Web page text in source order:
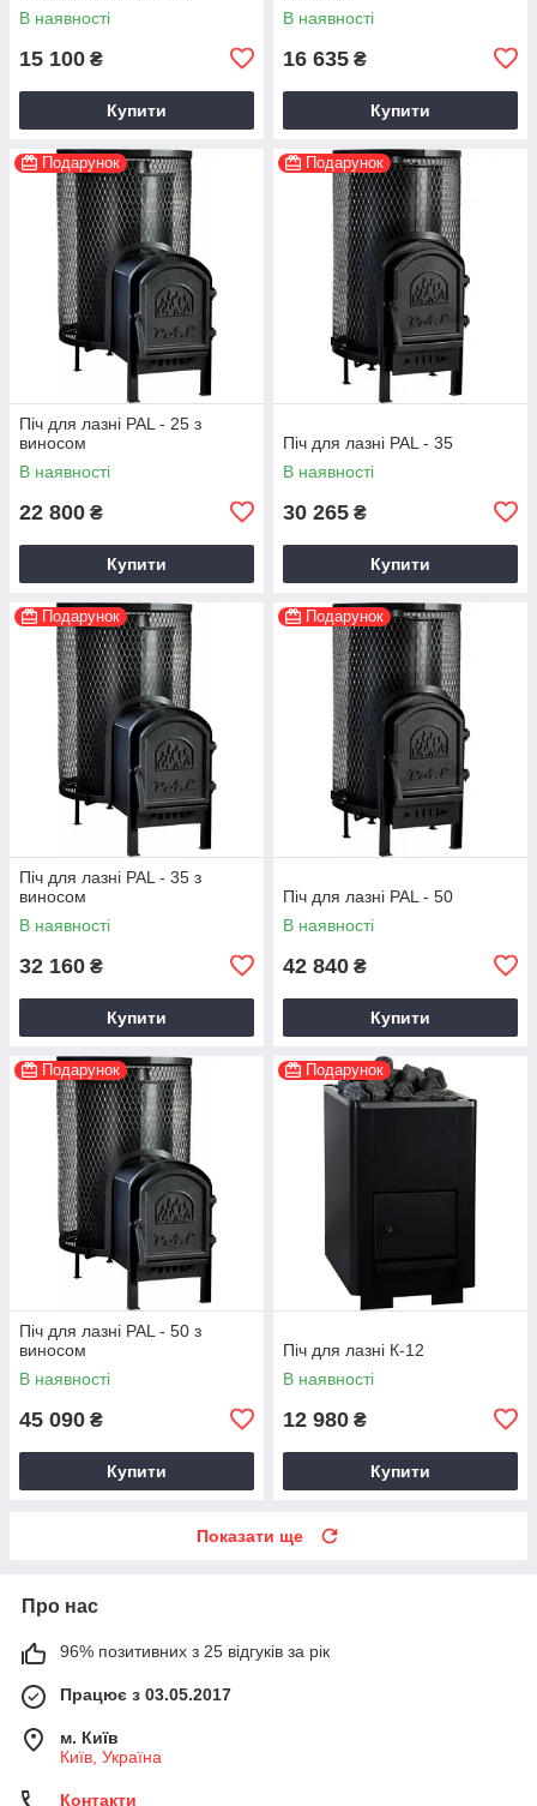
В наявності
15 100 ₴
Купити
В наявності
16 635 ₴
Купити
Подарунок
Піч для лазні PAL - 25 з
виносом
В наявності
22 800 ₴
Купити
Подарунок
Піч для лазні PAL - 35
В наявності
30 265 ₴
Купити
Подарунок
Піч для лазні PAL - 35 з
виносом
В наявності
32 160 ₴
Купити
Подарунок
Піч для лазні PAL - 50
В наявності
42 840 ₴
Купити
Подарунок
Піч для лазні PAL - 50 з
виносом
В наявності
45 090 ₴
Купити
Подарунок
Піч для лазні К-12
В наявності
12 980 ₴
Купити
Показати ще
Про нас
96% позитивних з 25 відгуків за рік
Працює з 03.05.2017
м. Київ
Київ, Україна
Контакти